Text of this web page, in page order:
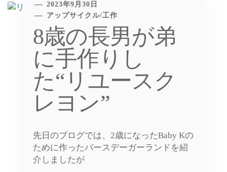
2023年9月30日
アップサイクル/工作
8歳の長男が弟
に手作りし
た“リユースク
レヨン”
先日のブログでは、2歳になったBaby Kの
ために作ったバースデーガーランドを紹
介しましたが